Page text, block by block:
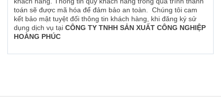
toán sẽ được mã hóa để đảm bảo an toàn. Chúng tôi cam
kết bảo mật tuyệt đối thông tin khách hàng, khi đăng ký sử
dụng dịch vụ tại CÔNG TY TNHH SẢN XUẤT CÔNG NGHIỆP
HOÀNG PHÚC